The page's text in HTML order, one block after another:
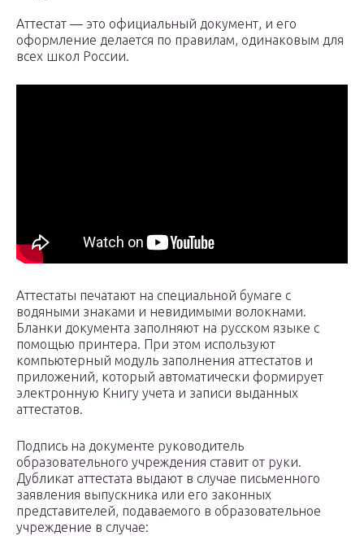
Аттестат — это официальный документ, и его
оформление делается по правилам, одинаковым для
всех школ России.
Аттестаты печатают на специальной бумаге с
водяными знаками и невидимыми волокнами.
Бланки документа заполняют на русском языке с
помощью принтера. При этом используют
компьютерный модуль заполнения аттестатов и
приложений, который автоматически формирует
электронную Книгу учета и записи выданных
аттестатов.
Подпись на документе руководитель
образовательного учреждения ставит от руки.
Дубликат аттестата выдают в случае письменного
заявления выпускника или его законных
представителей, подаваемого в образовательное
учреждение в случае: